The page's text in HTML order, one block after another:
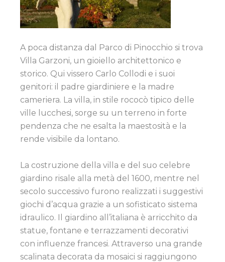
A poca distanza dal Parco di Pinocchio si trova
Villa Garzoni, un gioiello architettonico e
storico. Qui vissero Carlo Collodi e i suoi
genitori: il padre giardiniere e la madre
cameriera. La villa, in stile rococò tipico delle
ville lucchesi, sorge su un terreno in forte
pendenza che ne esalta la maestosità e la
rende visibile da lontano.
La costruzione della villa e del suo celebre
giardino risale alla metà del 1600, mentre nel
secolo successivo furono realizzati i suggestivi
giochi d’acqua grazie a un sofisticato sistema
idraulico. Il giardino all’italiana è arricchito da
statue, fontane e terrazzamenti decorativi
con influenze francesi. Attraverso una grande
scalinata decorata da mosaici si raggiungono